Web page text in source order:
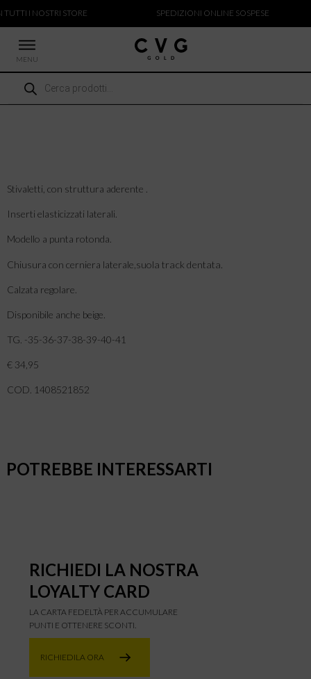
I NOSTRI STORE SPEDIZIONI ONLINE SOSPESE
MENU
Ricerca
prodotti
ARRIVI
Stivaletti, con struttura aderente .
Inserti elasticizzati laterali.
Modello a punta rotonda.
Chiusura con cerniera laterale,suola track dentata.
Calzata regolare.
Disponibile anche beige.
TG. -35-36-37-38-39-40-41
€ 34,95
COD. 1408521852
POTREBBE INTERESSARTI
RICHIEDI LA NOSTRA
LOYALTY CARD
LA CARTA FEDELTÀ PER ACCUMULARE
PUNTI E OTTENERE SCONTI.
RICHIEDILA ORA